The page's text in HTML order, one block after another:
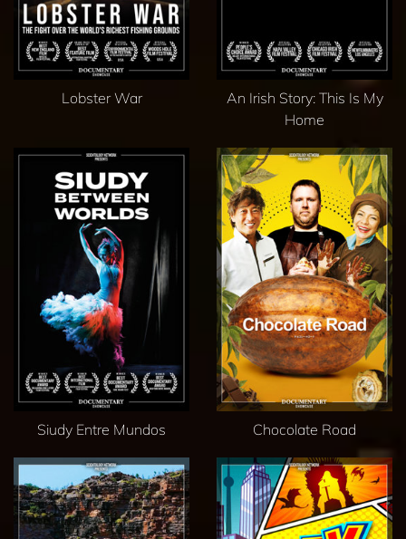
Lobster War
An Irish Story: This Is My
Home
Siudy Entre Mundos Chocolate Road